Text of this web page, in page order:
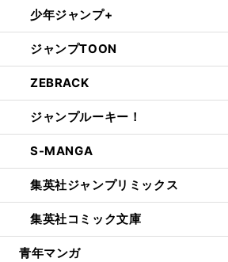
少年ジャンプ+
ジャンプTOON
ZEBRACK
ジャンプルーキー！
S-MANGA
集英社ジャンプリミックス
集英社コミック文庫
青年マンガ